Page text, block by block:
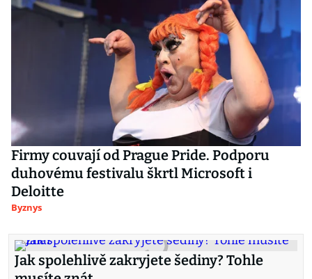
Firmy couvají od Prague Pride. Podporu
duhovému festivalu škrtl Microsoft i
Deloitte
Byznys
Jak spolehlivě zakryjete šediny? Tohle